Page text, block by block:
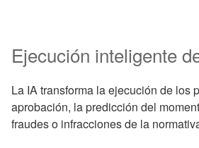
Ejecución inteligente
La IA transforma la ejecución de los
aprobación, la predicción del
fraudes o infracciones de la